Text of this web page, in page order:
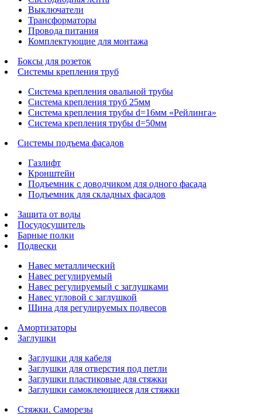
Выключатели
Трансформаторы
Провода питания
Комплектующие для монтажа
Боксы для розеток
Системы крепления труб
Система крепления овальной трубы
Система крепления труб 25мм
Система крепления трубы d=16мм «Рейлинга»
Система крепления трубы d=50мм
Системы подъема фасадов
Газлифт
Кронштейн
Подъемник с доводчиком для одного фасада
Подъемник для складных фасадов
Защита от воды
Посудосушитель
Барные полки
Подвески
Навес металлический
Навес регулируемый
Навес регулируемый с заглушками
Навес угловой с заглушкой
Шина для регулируемых подвесов
Амортизаторы
Заглушки
Заглушки для кабеля
Заглушки для отверстия под петли
Заглушки пластиковые для стяжки
Заглушки самоклеющиеся для стяжки
Стяжки. Саморезы